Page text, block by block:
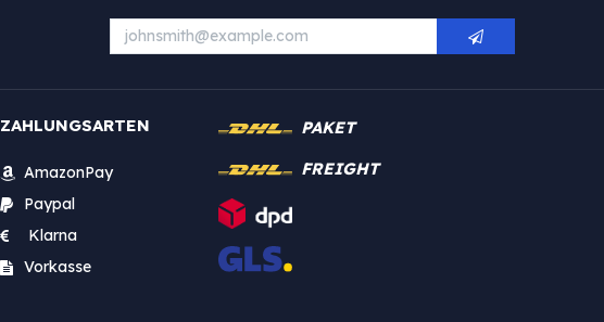
ZAHLUNGSARTEN
AmazonPay
Paypal
Klarna
Vorkasse
PAKET
FREIGHT